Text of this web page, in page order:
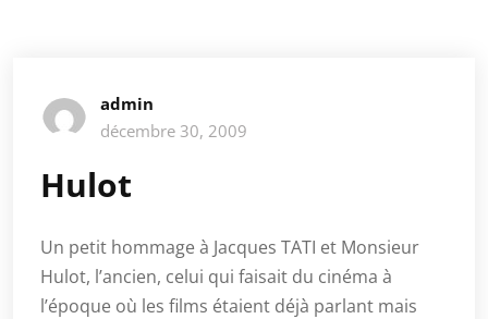
admin
décembre 30, 2009
Hulot
Un petit hommage à Jacques TATI et Monsieur
Hulot, l’ancien, celui qui faisait du cinéma à
l’époque où les films étaient déjà parlant mais